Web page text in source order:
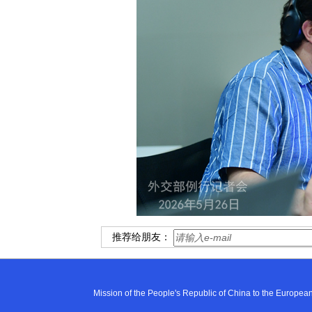
推荐给朋友：
Mission of the People's Republic of China to the